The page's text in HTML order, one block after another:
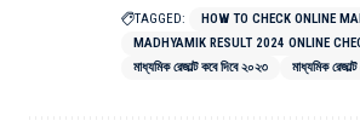
TAGGED:
HOW TO CHECK ONLINE
MADHYAMIK RESULT 2024 ONLINE
মাধ্যমিক রেজাল্ট কবে দিবে ২০২৩
মাধ্যমিক